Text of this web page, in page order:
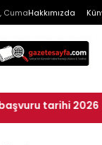
CumaHakkımızda
tarihi 2026